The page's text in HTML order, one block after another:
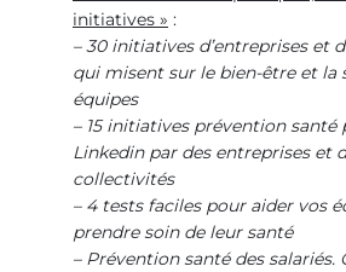
initiatives » :
–30 initiatives d’entreprises et
qui misent sur le bien-être et la
équipes
– 15 initiatives prévention santé
Linkedin par des entreprises et
collectivités
– 4 tests faciles pour aider vos
prendre soin de leur santé
– Prévention santé des salariés.